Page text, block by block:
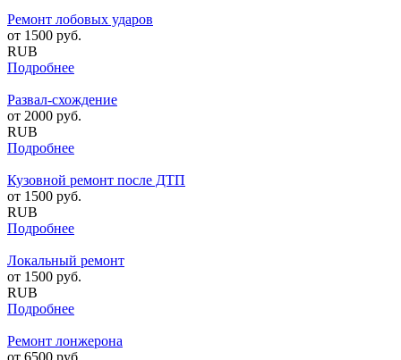
Ремонт лобовых ударов
от 1500 руб.
RUB
Подробнее
Развал-схождение
от 2000 руб.
RUB
Подробнее
Кузовной ремонт после ДТП
от 1500 руб.
RUB
Подробнее
Локальный ремонт
от 1500 руб.
RUB
Подробнее
Ремонт лонжерона
от 6500 руб.